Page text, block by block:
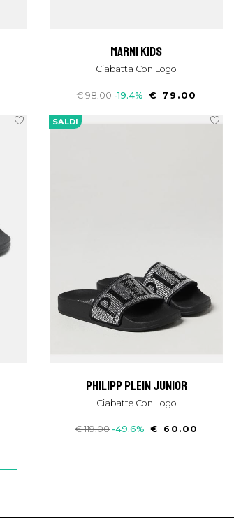
marni kids
Ciabatta Con Logo
€ 98.00 -19.4% € 79.00
SALDI
philipp plein junior
Ciabatte Con Logo
€ 119.00 -49.6% € 60.00